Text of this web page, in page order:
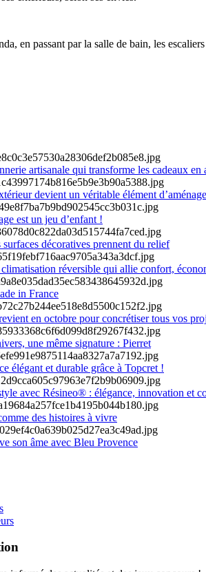
en passant par la salle de bain, les
artisanale qui transforme les cadeaux en
devient un véritable élément
est un jeu d’enfant !
décoratives prennent du relief
réversible qui allie confort,
in France
en octobre pour concrétiser tous vos
une même signature : Pierret
élégant et durable grâce à Topcret !
avec Résineo® : élégance, innovation et
des histoires à vivre
son âme avec Bleu Provence